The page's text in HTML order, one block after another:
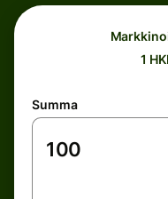
1
Summa